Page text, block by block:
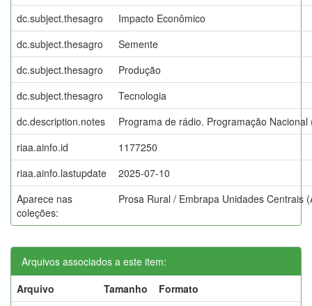
dc.subject.thesagro
Impacto Econômico
dc.subject.thesagro
Semente
dc.subject.thesagro
Produção
dc.subject.thesagro
Tecnologia
dc.description.notes
Programa de rádio. Programação
riaa.ainfo.id
1177250
riaa.ainfo.lastupdate
2025-07-10
Aparece nas
coleções:
Prosa Rural / Embrapa Unidades Centrais
Arquivos associados a este item:
Arquivo
Tamanho
Formato